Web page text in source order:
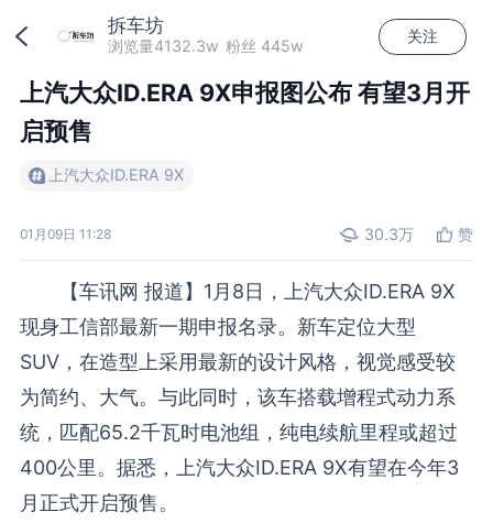
加载中...
拆车坊
浏览量4132.3w 粉丝 445w
关注
上汽大众ID.ERA 9X申报图公布 有望3月开
启预售
上汽大众ID.ERA 9X
01月09日 11:28 30.3万 赞
【车讯网 报道】1月8日，上汽大众ID.ERA 9X
现身工信部最新一期申报名录。新车定位大型
SUV，在造型上采用最新的设计风格，视觉感受较
为简约、大气。与此同时，该车搭载增程式动力系
统，匹配65.2千瓦时电池组，纯电续航里程或超过
400公里。据悉，上汽大众ID.ERA 9X有望在今年3
月正式开启预售。